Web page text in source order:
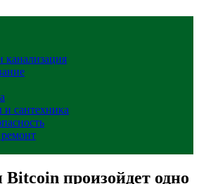
канализация
сантехника
Bitcoin произойдет одно